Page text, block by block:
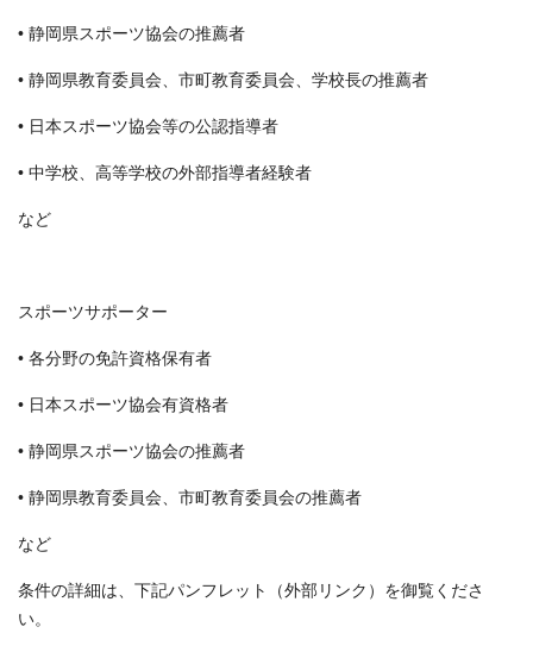
• 静岡県スポーツ協会の推薦者
• 静岡県教育委員会、市町教育委員会、学校長の推薦者
• 日本スポーツ協会等の公認指導者
• 中学校、高等学校の外部指導者経験者
など
スポーツサポーター
• 各分野の免許資格保有者
• 日本スポーツ協会有資格者
• 静岡県スポーツ協会の推薦者
• 静岡県教育委員会、市町教育委員会の推薦者
など
条件の詳細は、下記パンフレット（外部リンク）を御覧くださ
い。